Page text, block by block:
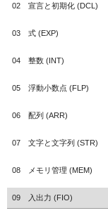
02 宣言と初期化 (DCL)
03 式 (EXP)
04 整数 (INT)
05 浮動小数点 (FLP)
06 配列 (ARR)
07 文字と文字列 (STR)
08 メモリ管理 (MEM)
09 入出力 (FIO)